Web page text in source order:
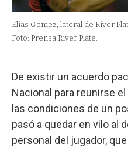
Elías Gómez, lateral de River
Foto: Prensa River Plate.
De existir un acuerdo
Nacional para reunirse
las condiciones de un
pasó a quedar en vilo al
personal del jugador,